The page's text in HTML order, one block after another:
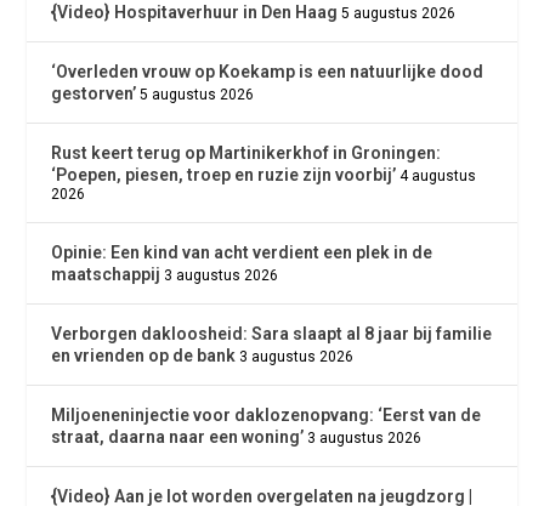
{Video} Hospitaverhuur in Den Haag 5 augustus 2026
‘Overleden vrouw op Koekamp is een natuurlijke dood
gestorven’ 5 augustus 2026
Rust keert terug op Martinikerkhof in Groningen:
‘Poepen, piesen, troep en ruzie zijn voorbij’ 4 augustus
2026
Opinie: Een kind van acht verdient een plek in de
maatschappij 3 augustus 2026
Verborgen dakloosheid: Sara slaapt al 8 jaar bij familie
en vrienden op de bank 3 augustus 2026
Miljoeneninjectie voor daklozenopvang: ‘Eerst van de
straat, daarna naar een woning’ 3 augustus 2026
{Video} Aan je lot worden overgelaten na jeugdzorg |